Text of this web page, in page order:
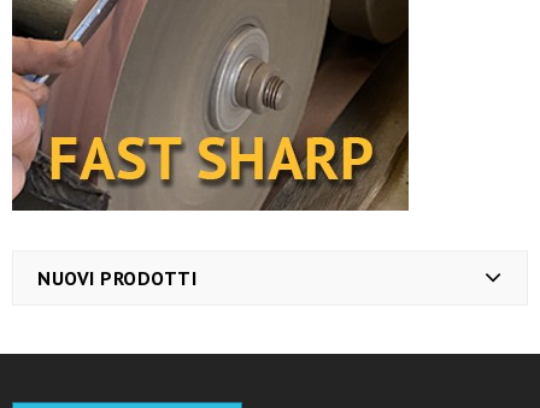
NUOVI PRODOTTI